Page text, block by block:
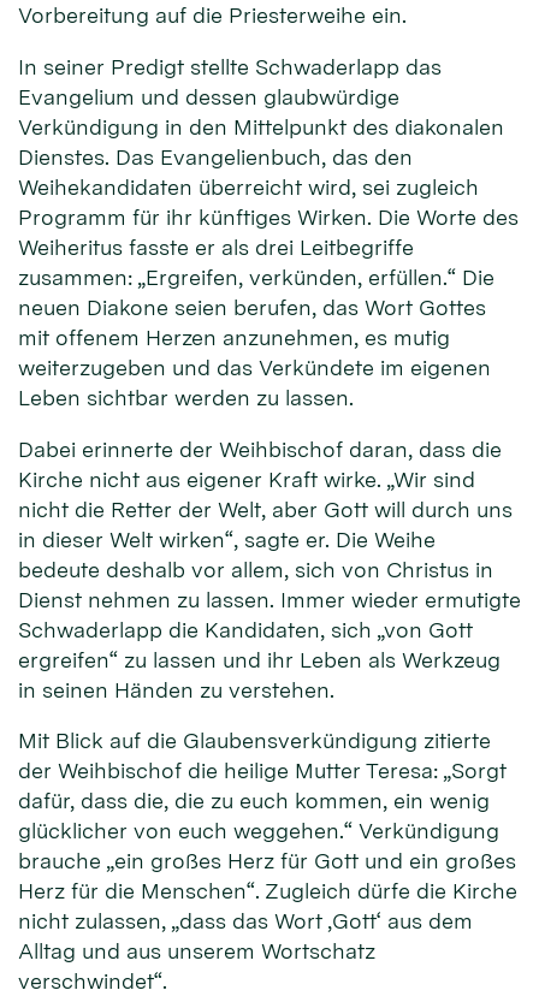
Vorbereitung auf die Priesterweihe ein.
In seiner Predigt stellte Schwaderlapp das
Evangelium und dessen glaubwürdige
Verkündigung in den Mittelpunkt des diakonalen
Dienstes. Das Evangelienbuch, das den
Weihekandidaten überreicht wird, sei zugleich
Programm für ihr künftiges Wirken. Die Worte des
Weiheritus fasste er als drei Leitbegriffe
zusammen: „Ergreifen, verkünden, erfüllen.“ Die
neuen Diakone seien berufen, das Wort Gottes
mit offenem Herzen anzunehmen, es mutig
weiterzugeben und das Verkündete im eigenen
Leben sichtbar werden zu lassen.
Dabei erinnerte der Weihbischof daran, dass die
Kirche nicht aus eigener Kraft wirke. „Wir sind
nicht die Retter der Welt, aber Gott will durch uns
in dieser Welt wirken“, sagte er. Die Weihe
bedeute deshalb vor allem, sich von Christus in
Dienst nehmen zu lassen. Immer wieder ermutigte
Schwaderlapp die Kandidaten, sich „von Gott
ergreifen“ zu lassen und ihr Leben als Werkzeug
in seinen Händen zu verstehen.
Mit Blick auf die Glaubensverkündigung zitierte
der Weihbischof die heilige Mutter Teresa: „Sorgt
dafür, dass die, die zu euch kommen, ein wenig
glücklicher von euch weggehen.“ Verkündigung
brauche „ein großes Herz für Gott und ein großes
Herz für die Menschen“. Zugleich dürfe die Kirche
nicht zulassen, „dass das Wort ‚Gott‘ aus dem
Alltag und aus unserem Wortschatz
verschwindet“.